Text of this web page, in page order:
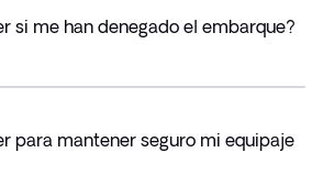
si me han denegado el embarque?
para mantener seguro mi equipaje